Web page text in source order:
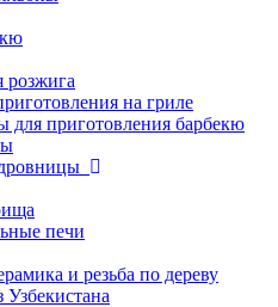
розжига
на гриле
для приготовления барбекю
печи
и резьба по дереву